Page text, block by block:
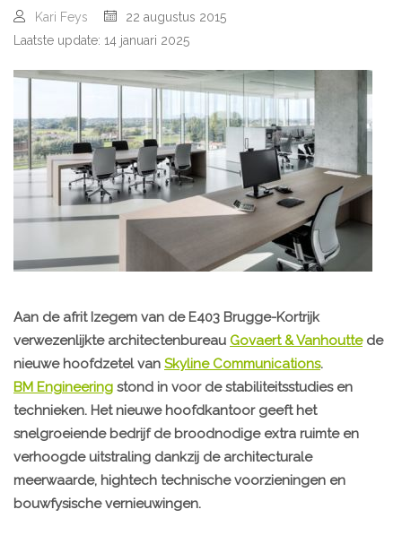
Kari Feys
22 augustus 2015
Laatste update: 14 januari 2025
Aan de afrit Izegem van de E403 Brugge-Kortrijk
verwezenlijkte architectenbureau Govaert & Vanhouttede
nieuwe hoofdzetelvan Skyline Communications.
BM Engineering stond in voor de stabiliteitsstudies en
technieken. Het nieuwe hoofdkantoor geeft het
snelgroeiende bedrijf de broodnodige extra ruimte en
verhoogde uitstraling dankzij de architecturale
meerwaarde, hightech technische voorzieningen en
bouwfysische vernieuwingen.